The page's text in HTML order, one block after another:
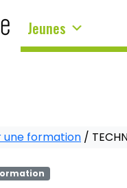
Jeunes
une formation /